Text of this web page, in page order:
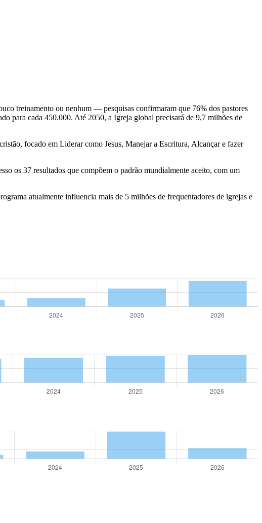
treinamento ou nenhum — pesquisas confirmaram que 76% dos pastores
para cada 450.000. Até 2050, a Igreja global precisará de 9,7 milhões de
focado em Liderar como Jesus, Manejar a Escritura, Alcançar e fazer
os 37 resultados que compõem o padrão mundialmente aceito, com um
atualmente influencia mais de 5 milhões de frequentadores de igrejas e